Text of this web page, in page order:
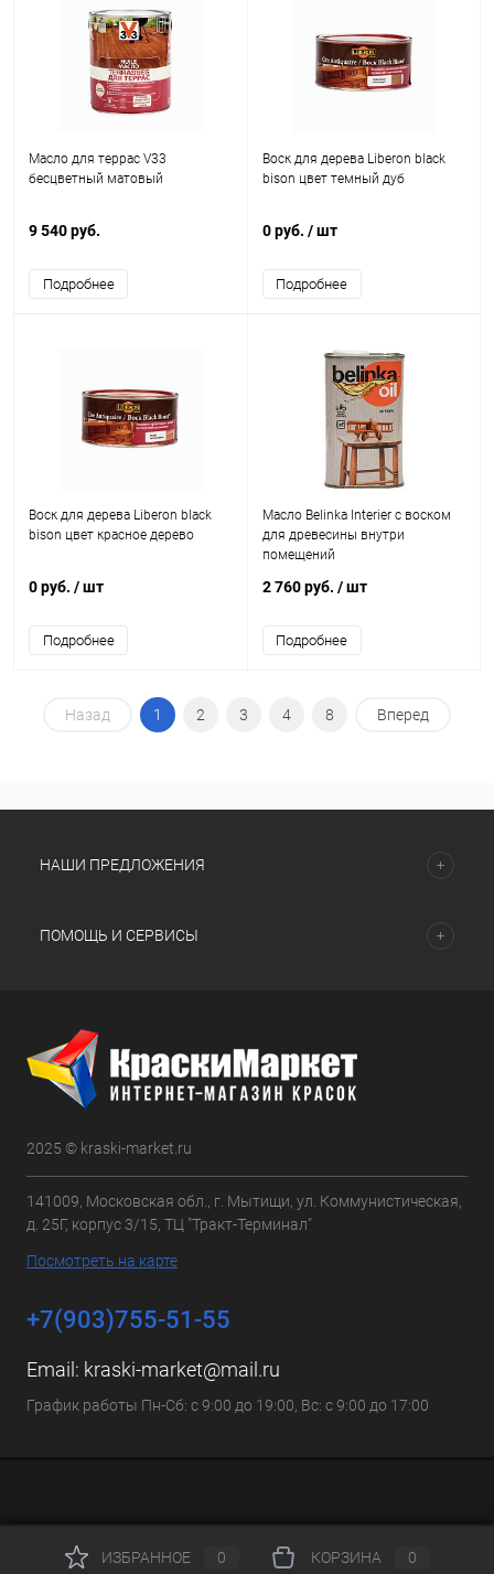
Масло для террас V33
бесцветный матовый
9 540 руб.
Подробнее
Воск для дерева Liberon black
bison цвет темный дуб
0 руб. / шт
Подробнее
Воск для дерева Liberon black
bison цвет красное дерево
0 руб. / шт
Подробнее
Масло Belinka Interier с воском
для древесины внутри
помещений
2 760 руб. / шт
Подробнее
Назад 1 2 3 4 8 Вперед
НАШИ ПРЕДЛОЖЕНИЯ
ПОМОЩЬ И СЕРВИСЫ
2025 © kraski-market.ru
141009, Московская обл., г. Мытищи, ул. Коммунистическая,
д. 25Г, корпус 3/15, ТЦ "Тракт-Терминал"
Посмотреть на карте
+7(903)755-51-55
Email: kraski-market@mail.ru
График работы Пн-Сб: с 9:00 до 19:00, Вс: с 9:00 до 17:00
ИЗБРАННОЕ 0 КОРЗИНА 0